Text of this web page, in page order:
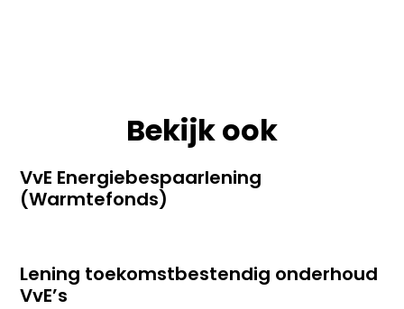
Bekijk ook
VvE Energiebespaarlening
(Warmtefonds)
Lening toekomstbestendig onderhoud
VvE’s